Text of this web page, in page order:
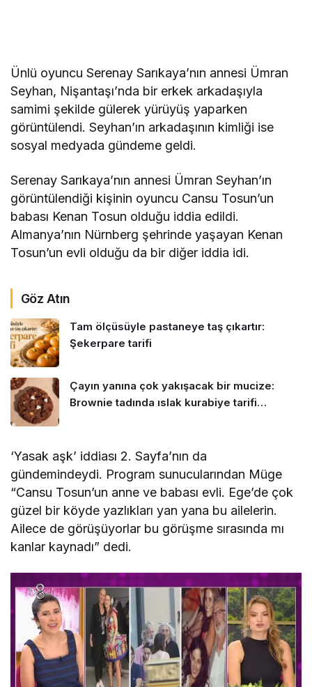
Ünlü oyuncu Serenay Sarıkaya’nın annesi Ümran
Seyhan, Nişantaşı’nda bir erkek arkadaşıyla
samimi şekilde gülerek yürüyüş yaparken
görüntülendi. Seyhan’ın arkadaşının kimliği ise
sosyal medyada gündeme geldi.
Serenay Sarıkaya’nın annesi Ümran Seyhan’ın
görüntülendiği kişinin oyuncu Cansu Tosun’un
babası Kenan Tosun olduğu iddia edildi.
Almanya’nın Nürnberg şehrinde yaşayan Kenan
Tosun’un evli olduğu da bir diğer iddia idi.
Göz Atın
Tam ölçüsüyle pastaneye taş çıkartır:
Şekerpare tarifi
Çayın yanına çok yakışacak bir mucize:
Brownie tadında ıslak kurabiye tarifi…
‘Yasak aşk’ iddiası 2. Sayfa’nın da
gündemindeydi. Program sunucularından Müge
“Cansu Tosun’un anne ve babası evli. Ege’de çok
güzel bir köyde yazlıkları yan yana bu ailelerin.
Ailece de görüşüyorlar bu görüşme sırasında mı
kanlar kaynadı” dedi.